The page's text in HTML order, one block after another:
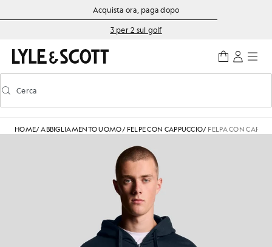
Vai al contenuto principale
Informazioni sull'accessibilitàAcquista ora, paga dopo
3 per 2 sul golf
Attiva/disattiva la ricerca predittiva
Cerca
HOME/ABBIGLIAMENTO UOMO/ FELPE CON CAPPUCCIO/ FELPA CON